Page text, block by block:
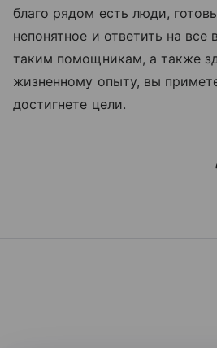
благо рядом есть люди,
непонятное и ответить на все
таким помощникам, а также
жизненному опыту, вы
достигнете цели.